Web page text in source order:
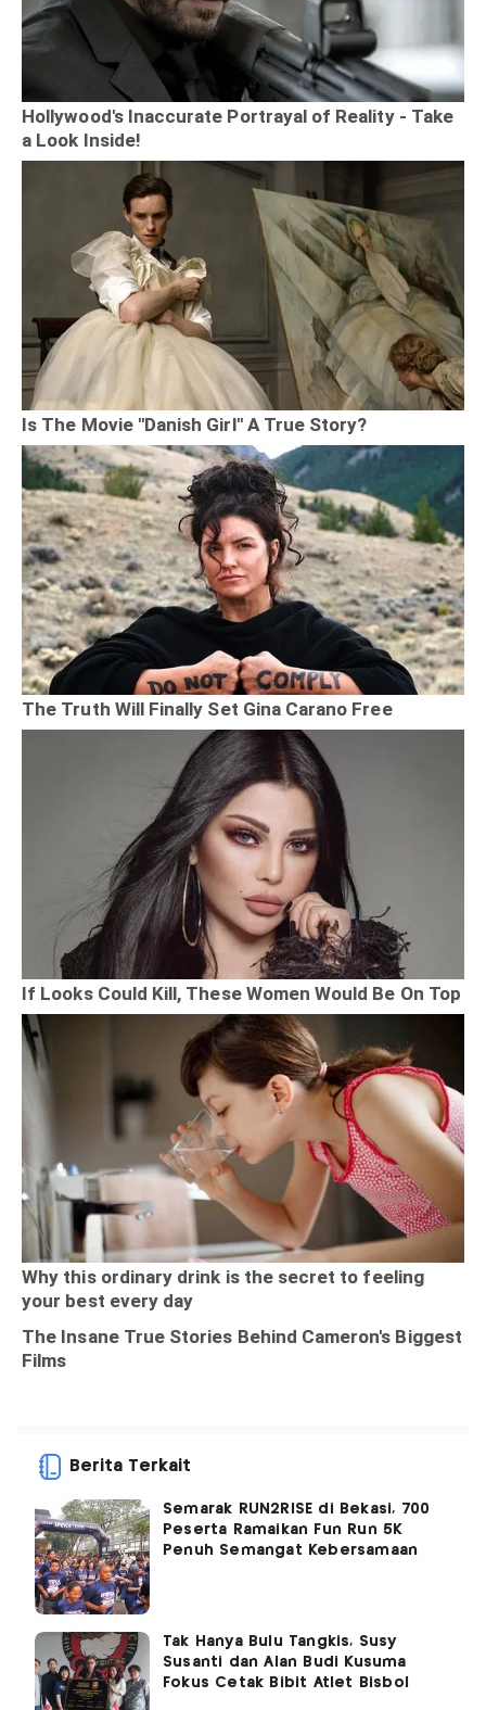
Berita Terkait
Semarak RUN2RISE di Bekasi, 700
Peserta Ramaikan Fun Run 5K
Penuh Semangat Kebersamaan
Tak Hanya Bulu Tangkis, Susy
Susanti dan Alan Budi Kusuma
Fokus Cetak Bibit Atlet Bisbol